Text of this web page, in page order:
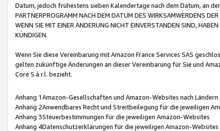
Datum, jedoch frühestens sieben Kalendertage nach dem Datum, an
PARTNERPROGRAMM NACH DEM DATUM DES WIRKSAMWERDENS
WENN SIE MIT EINER ÄNDERUNG NICHT EINVERSTANDEN SIND,
KÜNDIGEN.
Wenn Sie diese Vereinbarung mit Amazon France Services SAS
gelten zukünftige Änderungen an dieser Vereinbarung für Sie und
Core S.à r.l. bezieht.
Anhang 1Amazon-Gesellschaften und Amazon-Websites nach Ländern
Anhang 2Anwendbares Recht und Streitbeilegung für die jeweiligen
Anhang 3Steuerbestimmungen für die jeweiligen Amazon-Websites
Anhang 4Datenschutzerklärungen für die jeweiligen Amazon-Websites